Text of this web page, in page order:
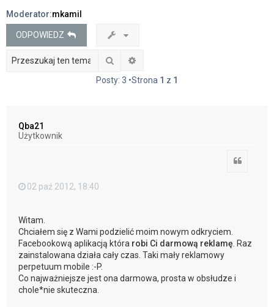
Moderator:mkamil
ODPOWIEDZ
Szukaj
Posty: 3 •Strona 1 z 1
Qba21
Użytkownik
02 paź 2012, 18:40
Witam.
Chciałem się z Wami podzielić moim nowym odkryciem.
Facebookową aplikacją która robi Ci darmową reklamę . Raz
zainstalowana działa cały czas. Taki mały reklamowy
perpetuum mobile :-P.
Co najważniejsze jest ona darmowa, prosta w obsłudze i
chole*nie skuteczna.